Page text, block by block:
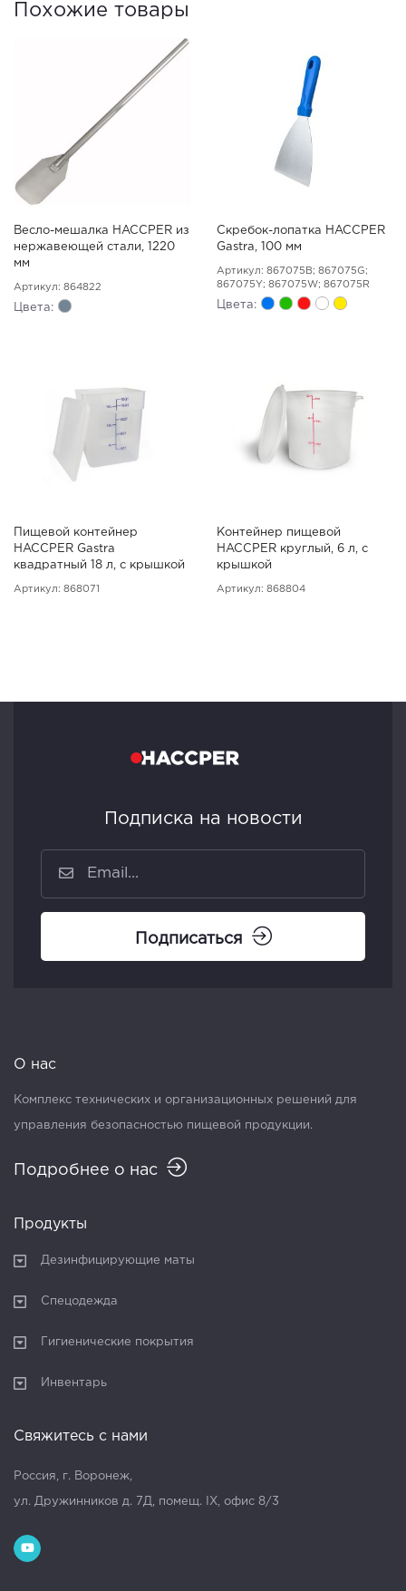
Похожие товары
Весло-мешалка HACCPER из
нержавеющей стали, 1220
мм
Артикул: 864822
Цвета:
Скребок-лопатка HACCPER
Gastra, 100 мм
Артикул: 867075B; 867075G;
867075Y; 867075W; 867075R
Цвета:
Пищевой контейнер
HACCPER Gastra
квадратный 18 л, с крышкой
Артикул: 868071
Контейнер пищевой
HACCPER круглый, 6 л, с
крышкой
Артикул: 868804
Подписка на новости
Подписаться
О нас
Комплекс технических и организационных решений для
управления безопасностью пищевой продукции.
Подробнее о нас
Продукты
Дезинфицирующие маты
Спецодежда
Гигиенические покрытия
Инвентарь
Свяжитесь с нами
Россия, г. Воронеж,
ул. Дружинников д. 7Д, помещ. IX, офис 8/3